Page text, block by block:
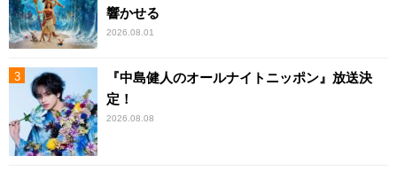
響かせる
2026.08.01
『中島健人のオールナイトニッポン』放送決
定！
2026.08.08